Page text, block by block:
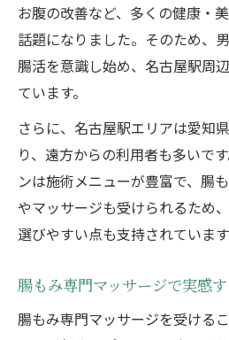
お腹の改善など、多くの健康・
話題になりました。そのため、
腸活を意識し始め、名古屋駅周
ています。
さらに、名古屋駅エリアは愛知
り、遠方からの利用者も多いで
ンは施術メニューが豊富で、腸
やマッサージも受けられるため
選びやすい点も支持されています
腸もみ専門マッサージで実感
腸もみ専門マッサージを受ける